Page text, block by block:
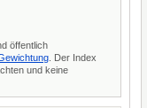
öffentlich
. Der Index
und keine